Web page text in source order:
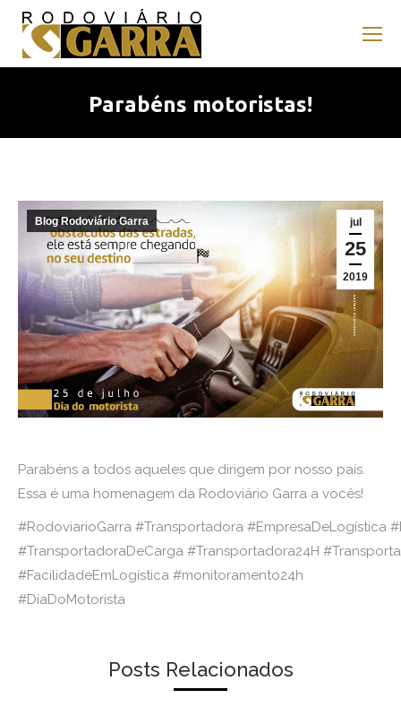
Parabéns motoristas!
jul
25
2019
Blog Rodoviário Garra
Parabéns a todos aqueles que dirigem por nosso país.
Essa é uma homenagem da Rodoviário Garra a vocês!
#RodoviarioGarra #Transportadora #EmpresaDeLogística
#TransportadoraDeCarga #Transportadora24H
#FacilidadeEmLogística #monitoramento24h
#DiaDoMotorista
Posts Relacionados